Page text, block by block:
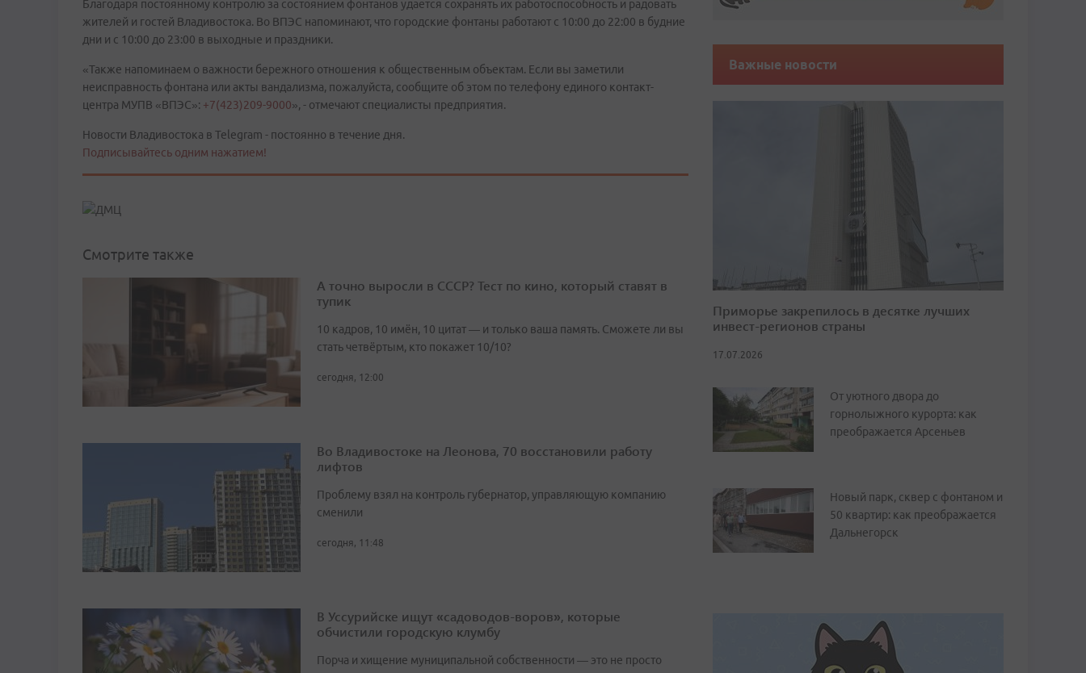
Благодаря постоянному контролю за состоянием фонтанов удается сохранять их работоспособность и радовать
жителей и гостей Владивостока. Во ВПЭС напоминают, что городские фонтаны работают с 10:00 до 22:00 в будние
дни и с 10:00 до 23:00 в выходные и праздники.
«Также напоминаем о важности бережного отношения к общественным объектам. Если вы заметили
неисправность фонтана или акты вандализма, пожалуйста, сообщите об этом по телефону единого контакт-
центра МУПВ «ВПЭС»: +7(423)209-9000», - отмечают специалисты предприятия.
Новости Владивостока в Telegram - постоянно в течение дня.
Подписывайтесь одним нажатием!
Смотрите также
А точно выросли в СССР? Тест по кино, который ставят в
тупик
10 кадров, 10 имён, 10 цитат — и только ваша память. Сможете ли вы
стать четвёртым, кто покажет 10/10?
сегодня, 12:00
Во Владивостоке на Леонова, 70 восстановили работу
лифтов
Проблему взял на контроль губернатор, управляющую компанию
сменили
сегодня, 11:48
В Уссурийске ищут «садоводов-воров», которые
обчистили городскую клумбу
Порча и хищение муниципальной собственности — это не просто
Важные новости
Приморье закрепилось в десятке лучших
инвест-регионов страны
17.07.2026
От уютного двора до
горнолыжного курорта: как
преображается Арсеньев
Новый парк, сквер с фонтаном и
50 квартир: как преображается
Дальнегорск